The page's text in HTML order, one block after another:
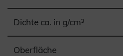
Dichte ca. in g/cm³
Oberfläche